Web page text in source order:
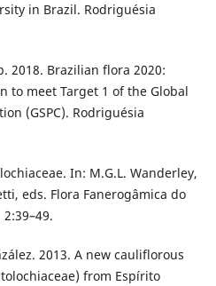
in Brazil. Rodriguésia
2018. Brazilian flora 2020:
to meet Target 1 of the Global
(GSPC). Rodriguésia
In: M.G.L. Wanderley,
eds. Flora Fanerogâmica do
2013. A new cauliflorous
from Espírito